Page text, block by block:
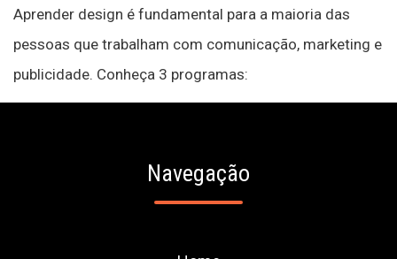
Aprender design é fundamental para a maioria das
pessoas que trabalham com comunicação, marketing e
publicidade. Conheça 3 programas:
Navegação